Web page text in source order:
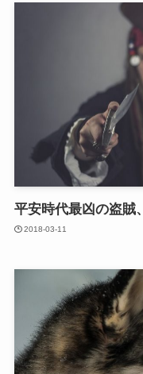
平安時代最凶の盗賊
2018-03-11